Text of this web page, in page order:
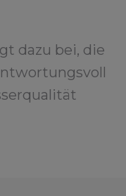
dazu bei, die